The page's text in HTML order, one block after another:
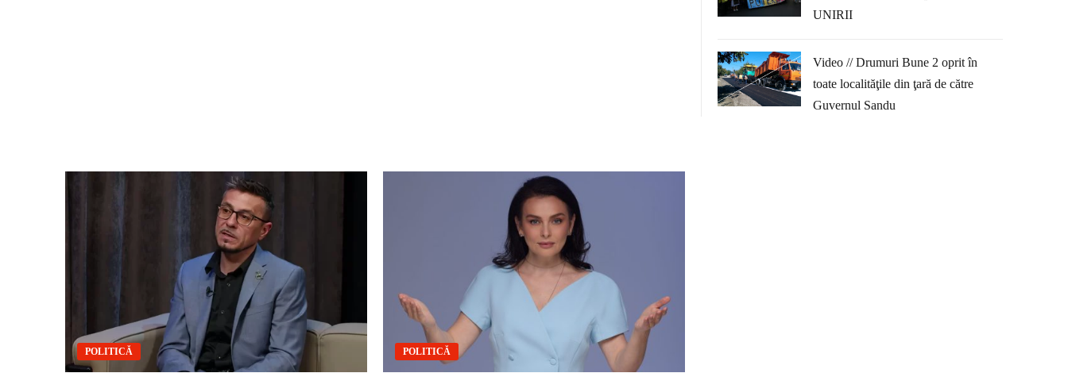
POLITICĂ POLITICĂ
UNIRII
Video // Drumuri Bune 2 oprit în
toate localităţile din ţară de către
Guvernul Sandu